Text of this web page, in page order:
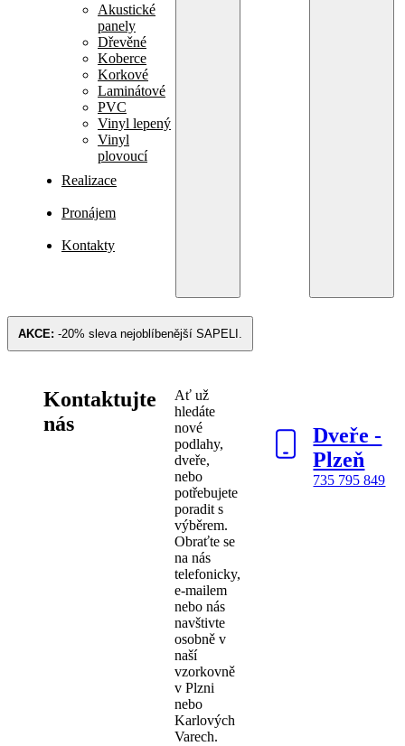
Akustické
panely
Dřevěné
Koberce
Korkové
Laminátové
PVC
Vinyl lepený
Vinyl
plovoucí
Realizace
Pronájem
Kontakty
AKCE: -20% sleva nejoblíbenější SAPELI .
Kontaktujte
nás
Ať už
hledáte
nové
podlahy,
dveře,
nebo
potřebujete
poradit s
výběrem.
Obraťte se
na nás
telefonicky,
e-mailem
nebo nás
navštivte
osobně v
naší
vzorkovně
v Plzni
nebo
Karlových
Varech.
Dveře -
Plzeň
735 795 849